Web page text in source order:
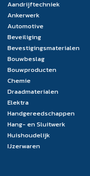
Aandrijftechniek
Ankerwerk
Automotive
Beveiliging
Bevestigingsmaterialen
Bouwbeslag
Bouwproducten
Chemie
Draadmaterialen
Elektra
Handgereedschappen
Hang- en Sluitwerk
Huishoudelijk
IJzerwaren